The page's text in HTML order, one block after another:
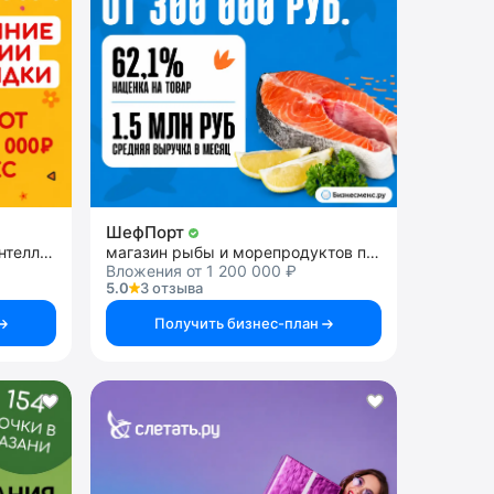
франшиза школы развития интеллекта у детей
ШефПорт
магазин рыбы и морепродуктов премиального качества
Вложения от 1 200 000 ₽
5.0
3 отзыва
Получить бизнес-план